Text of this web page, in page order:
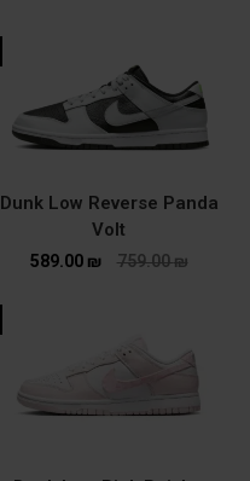
Dunk Low Reverse Panda
Volt
759.00₪
589.00 ₪